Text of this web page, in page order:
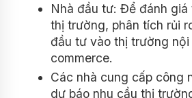
Nhà đầu tư: Để đánh giá
thị trường, phân tích rủi
đầu tư vào thị trường
commerce.
Các nhà cung cấp công
dự báo nhu cầu thị